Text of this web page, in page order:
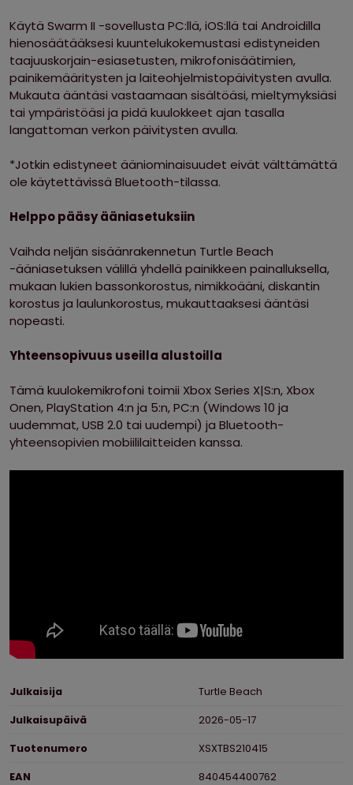
Käytä Swarm II -sovellusta PC:llä, iOS:llä tai Androidilla
hienosäätääksesi kuuntelukokemustasi edistyneiden
taajuuskorjain-esiasetusten, mikrofonisäätimien,
painikemääritysten ja laiteohjelmistopäivitysten avulla.
Mukauta ääntäsi vastaamaan sisältöäsi, mieltymyksiäsi
tai ympäristöäsi ja pidä kuulokkeet ajan tasalla
langattoman verkon päivitysten avulla.
*Jotkin edistyneet ääniominaisuudet eivät välttämättä
ole käytettävissä Bluetooth-tilassa.
Helppo pääsy ääniasetuksiin
Vaihda neljän sisäänrakennetun Turtle Beach
-ääniasetuksen välillä yhdellä painikkeen painalluksella,
mukaan lukien bassonkorostus, nimikkoääni, diskantin
korostus ja laulunkorostus, mukauttaaksesi ääntäsi
nopeasti.
Yhteensopivuus useilla alustoilla
Tämä kuulokemikrofoni toimii Xbox Series X|S:n, Xbox
Onen, PlayStation 4:n ja 5:n, PC:n (Windows 10 ja
uudemmat, USB 2.0 tai uudempi) ja Bluetooth-
yhteensopivien mobiililaitteiden kanssa.
Ominaisuudet
Julkaisija
Turtle Beach
Julkaisupäivä
2026-05-17
Tuotenumero
XSXTBS210415
EAN
840454400762